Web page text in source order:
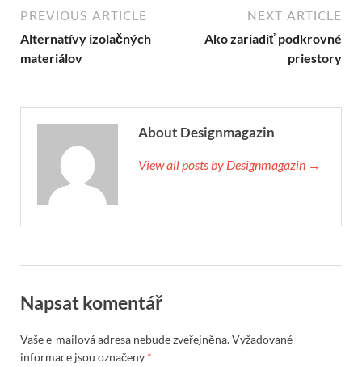
PREVIOUS ARTICLE
Alternatívy izolačných
materiálov
NEXT ARTICLE
Ako zariadiť podkrovné
priestory
About Designmagazin
View all posts by Designmagazin →
Napsat komentář
Vaše e-mailová adresa nebude zveřejněna.Vyžadované
informace jsou označeny *